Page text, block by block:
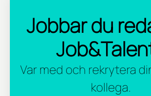
Jobbar du
Var med och rekrytera
kollega.